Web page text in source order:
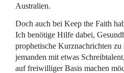
Australien.
Doch auch bei Keep the Faith
Ich benötige Hilfe dabei,
prophetische Kurznachrichten
jemanden mit etwas
auf freiwilliger Basis machen